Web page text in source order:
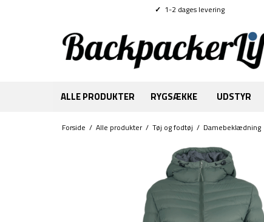
✓ 1-2 dages levering
ALLE PRODUKTER RYGSÆKKE UDSTYR
Forside / Alle produkter/ Tøj og fodtøj / Damebeklædning